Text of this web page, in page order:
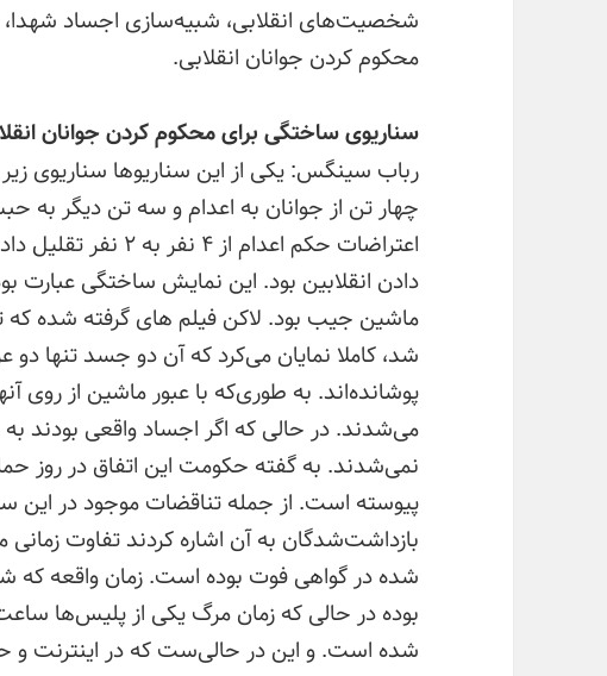
شخصیت‌های انقلابی، شبیه‌سازی اجساد شهدا،
محکوم کردن جوانان انقلابی.
سناریوی ساختگی برای محکوم کردن جوانان
رباب سینگس: یکی از این سناریوها سناریوی
چهار تن از جوانان به اعدام و سه تن دیگر
اعتراضات حکم اعدام
دادن انقلابین بود. این نمایش ساختگی عبارت
ماشین جیب بود. لاکن فیلم های گرفته شده
شد، کاملا نمایان می‌کرد که آن دو جسد تنها
پوشانده‌اند. به طوری‌که با عبور ماشین از روی
می‌شدند. در حالی که اگر اجساد واقعی بودند
نمی‌شدند. به گفته حکومت این اتفاق در روز
پیوسته است. از جمله تناقضات موجود در این
بازداشت‌شدگان به آن اشاره کردند تفاوت
شده است. و این در حالی‌ست که در اینترنت و